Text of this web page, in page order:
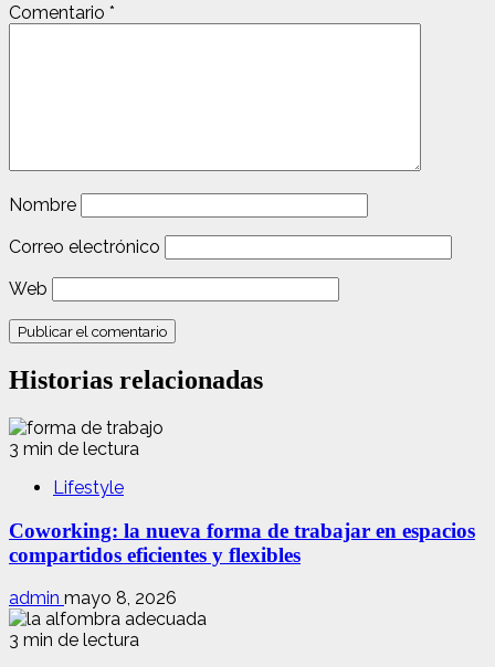
Comentario *
Nombre
Correo electrónico
Web
Historias relacionadas
3 min de lectura
Lifestyle
Coworking: la nueva forma de trabajar en espacios
compartidos eficientes y flexibles
admin mayo 8, 2026
3 min de lectura